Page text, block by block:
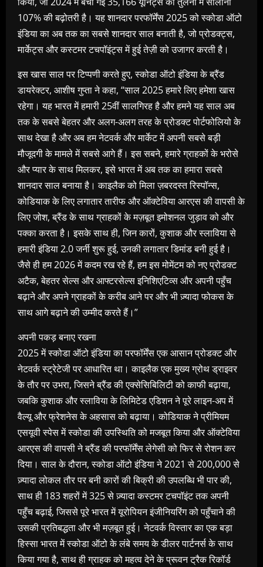
107% की बढ़ोतरी है। यह शानदार परफॉर्मेंस 2025 को स्कोडा ऑटो
इंडिया का अब तक का सबसे शानदार साल बनाती है, जो प्रोडक्ट्स,
मार्केट्स और कस्टमर टचपॉइंट्स में हुई तेज़ी को उजागर करती है।
इस खास साल पर टिप्पणी करते हुए, स्कोडा ऑटो इंडिया के ब्रैंड
डायरेक्टर, आशीष गुप्ता ने कहा, “साल 2025 हमारे लिए हमेशा खास
रहेगा। यह भारत में हमारी 25वीं सालगिरह है और हमने यह साल अब
तक के सबसे बेहतर और अलग-अलग तरह के प्रोडक्ट पोर्टफोलियो के
साथ देखा है और अब हम नेटवर्क और मार्केट में अपनी सबसे बड़ी
मौजूदगी के मामले में सबसे आगे हैं। इस सबने, हमारे ग्राहकों के भरोसे
और प्यार के साथ मिलकर, इसे भारत में अब तक का हमारा सबसे
शानदार साल बनाया है। काइलैक को मिला ज़बरदस्त रिस्पॉन्स,
कोडियाक के लिए लगातार तारीफ और ऑक्टेविया आरएस की वापसी के
लिए जोश, ब्रैंड के साथ ग्राहकों के मज़बूत इमोशनल जुड़ाव को और
पक्का करता है। इसके साथ ही, जिन कारों, कुशाक और स्लाविया से
हमारी इंडिया 2.0 जर्नी शुरू हुई, उनकी लगातार डिमांड बनी हुई है।
जैसे ही हम 2026 में कदम रख रहे हैं, हम इस मोमेंटम को नए प्रोडक्ट
अटैक, बेहतर सेल्स और आफ्टरसेल्स इनिशिएटिव्स और अपनी पहुँच
बढ़ाने और अपने ग्राहकों के करीब आने पर और भी ज़्यादा फोकस के
साथ आगे बढ़ाने की उम्मीद करते हैं।”
अपनी पकड़ बनाए रखना
2025 में स्कोडा ऑटो इंडिया का परफॉर्मेंस एक आसान प्रोडक्ट और
नेटवर्क स्ट्रेटेजी पर आधारित था। काइलैक एक मुख्य ग्रोथ ड्राइवर
के तौर पर उभरा, जिसने ब्रैंड की एक्सेसिबिलिटी को काफी बढ़ाया,
जबकि कुशाक और स्लाविया के लिमिटेड एडिशन ने पूरे लाइन-अप में
वैल्यू और फ्रेशनेस के अहसास को बढ़ाया। कोडियाक ने प्रीमियम
एसयूवी स्पेस में स्कोडा की उपस्थिति को मजबूत किया और ऑक्टेविया
आरएस की वापसी ने ब्रैंड की परफॉर्मेंस लेगेसी को फिर से रोशन कर
दिया। साल के दौरान, स्कोडा ऑटो इंडिया ने 2021 से 200,000 से
ज़्यादा लोकल तौर पर बनी कारों की बिक्री की उपलब्धि भी पार की,
साथ ही 183 शहरों में 325 से ज़्यादा कस्टमर टचपॉइंट तक अपनी
पहुँच बढ़ाई, जिससे पूरे भारत में यूरोपियन इंजीनियरिंग को पहुँचाने की
उसकी प्रतिबद्धता और भी मज़बूत हुई। नेटवर्क विस्तार का एक बड़ा
हिस्सा भारत में स्कोडा ऑटो के लंबे समय के डीलर पार्टनर्स के साथ
किया गया है, साथ ही ग्राहक को महत्व देने के प्रूवन ट्रैक रिकॉर्ड